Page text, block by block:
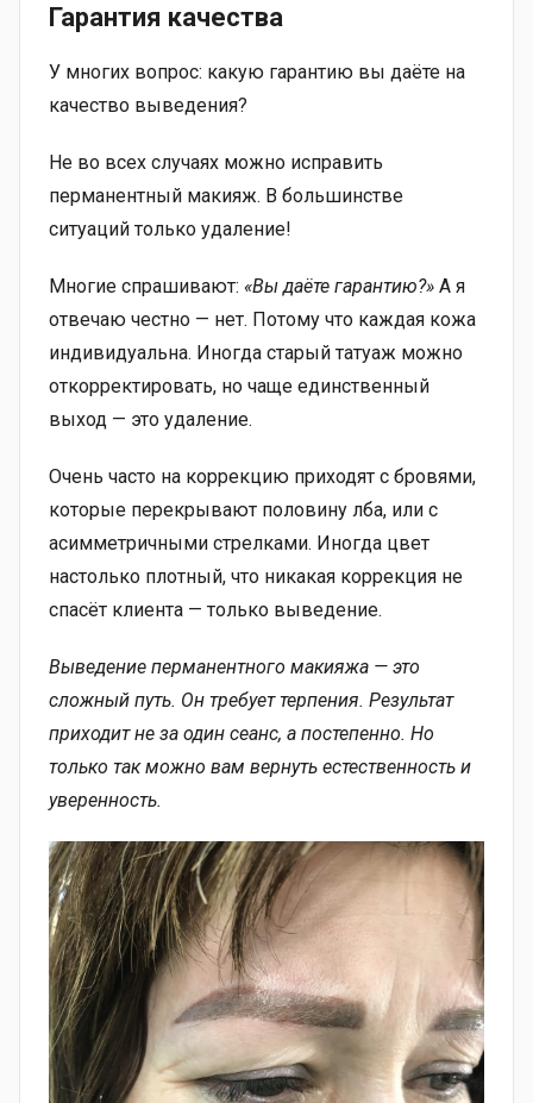
Гарантия качества
У многих вопрос: какую гарантию вы даёте на
качество выведения?
Не во всех случаях можно исправить
перманентный макияж. В большинстве
ситуаций только удаление!
Многие спрашивают: «Вы даёте гарантию?» А я
отвечаю честно — нет. Потому что каждая кожа
индивидуальна. Иногда старый татуаж можно
откорректировать, но чаще единственный
выход — это удаление.
Очень часто на коррекцию приходят с бровями,
которые перекрывают половину лба, или с
асимметричными стрелками. Иногда цвет
настолько плотный, что никакая коррекция не
спасёт клиента — только выведение.
Выведение перманентного макияжа — это
сложный путь. Он требует терпения. Результат
приходит не за один сеанс, а постепенно. Но
только так можно вам вернуть естественность и
уверенность.